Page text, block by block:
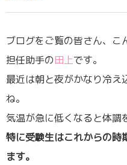
ブログをご覧の皆さん、こ
担任助手の田上です。
最近は朝と夜がかなり冷え
ね。
気温が急に低くなると体調
特に受験生はこれからの時
ます。